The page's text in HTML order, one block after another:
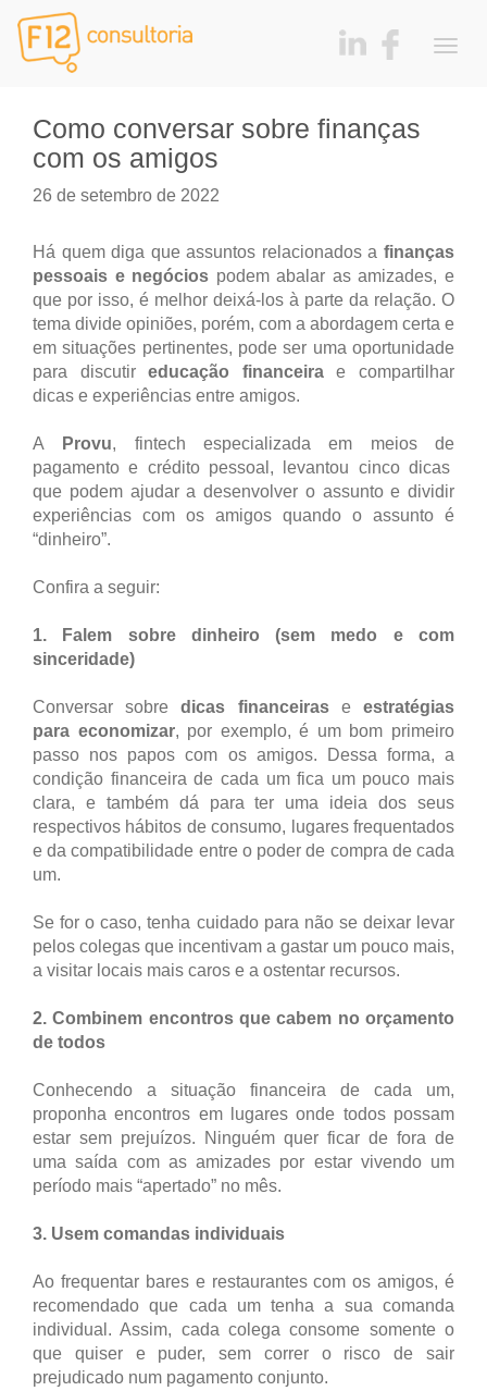
Como conversar sobre finanças
com os amigos
26 de setembro de 2022
Há quem diga que assuntos relacionados a finanças
pessoais e negócios podem abalar as amizades, e
que por isso, é melhor deixá-los à parte da relação. O
tema divide opiniões, porém, com a abordagem certa e
em situações pertinentes, pode ser uma oportunidade
para discutireducação financeirae compartilhar
dicas e experiências entre amigos.
A Provu, fintech especializada em meios de
pagamento e crédito pessoal, levantou cinco dicas
que podem ajudar a desenvolver o assunto e dividir
experiências com os amigos quando o assunto é
“dinheiro”.
Confira a seguir:
1. Falem sobre dinheiro (sem medo e com
sinceridade)
Conversar sobredicas financeiraseestratégias
para economizar, por exemplo, é um bom primeiro
passo nos papos com os amigos. Dessa forma, a
condição financeira de cada um fica um pouco mais
clara, e também dá para ter uma ideia dos seus
respectivos hábitos de consumo, lugares frequentados
e da compatibilidade entre o poder de compra de cada
um.
Se for o caso, tenha cuidado para não se deixar levar
pelos colegas que incentivam a gastar um pouco mais,
a visitar locais mais caros e a ostentar recursos.
2. Combinem encontros que cabem no orçamento
de todos
Conhecendo a situação financeira de cada um,
proponha encontros em lugares onde todos possam
estar sem prejuízos. Ninguém quer ficar de fora de
uma saída com as amizades por estar vivendo um
período mais “apertado” no mês.
3. Usem comandas individuais
Ao frequentar bares e restaurantes com os amigos, é
recomendado que cada um tenha a sua comanda
individual. Assim, cada colega consome somente o
que quiser e puder, sem correr o risco de sair
prejudicado num pagamento conjunto.